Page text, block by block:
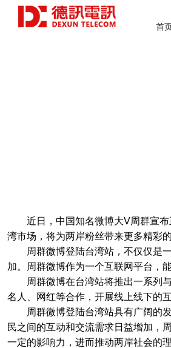
首
近日，中国知名微博大V周群宣
湾市场，将为两岸粉丝带来更多精彩
周群微博登陆台湾站，不仅仅是
加。周群微博作为一个互联网平台，
周群微博在台湾站将推出一系列
名人、网红等合作，开展线上线下的
周群微博登陆台湾站具有广阔的
民之间的互动和交流需求日益增加，
一定的影响力，进而推动两岸社会的理